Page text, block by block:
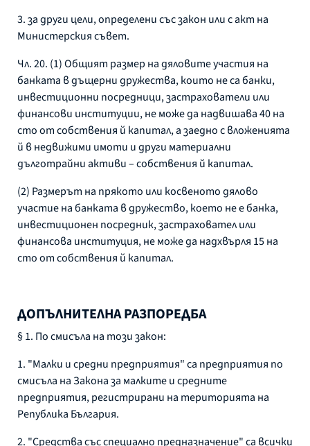
3. за други цели, определени със закон или с акт на
Министерския съвет.
Чл. 20. (1) Общият размер на дяловите участия на
банката в дъщерни дружества, които не са банки,
инвестиционни посредници, застрахователи или
финансови институции, не може да надвишава 40 на
сто от собствения й капитал, а заедно с вложенията
й в недвижими имоти и други материални
дълготрайни активи – собствения й капитал.
(2) Размерът на прякото или косвеното дялово
участие на банката в дружество, което не е банка,
инвестиционен посредник, застраховател или
финансова институция, не може да надхвърля 15 на
сто от собствения й капитал.
ДОПЪЛНИТЕЛНА РАЗПОРЕДБА
§ 1. По смисъла на този закон:
1. "Малки и средни предприятия" са предприятия по
смисъла на Закона за малките и средните
предприятия, регистрирани на територията на
Република България.
2. "Средства със специално предназначение" са всички